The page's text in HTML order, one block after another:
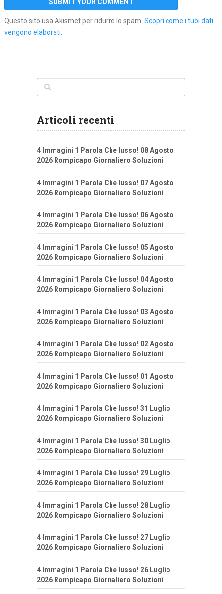
Questo sito usa Akismet per ridurre lo spam. Scopri come i tuoi dati
vengono elaborati.
Articoli recenti
4 Immagini 1 Parola Che lusso! 08 Agosto
2026 Rompicapo Giornaliero Soluzioni
4 Immagini 1 Parola Che lusso! 07 Agosto
2026 Rompicapo Giornaliero Soluzioni
4 Immagini 1 Parola Che lusso! 06 Agosto
2026 Rompicapo Giornaliero Soluzioni
4 Immagini 1 Parola Che lusso! 05 Agosto
2026 Rompicapo Giornaliero Soluzioni
4 Immagini 1 Parola Che lusso! 04 Agosto
2026 Rompicapo Giornaliero Soluzioni
4 Immagini 1 Parola Che lusso! 03 Agosto
2026 Rompicapo Giornaliero Soluzioni
4 Immagini 1 Parola Che lusso! 02 Agosto
2026 Rompicapo Giornaliero Soluzioni
4 Immagini 1 Parola Che lusso! 01 Agosto
2026 Rompicapo Giornaliero Soluzioni
4 Immagini 1 Parola Che lusso! 31 Luglio
2026 Rompicapo Giornaliero Soluzioni
4 Immagini 1 Parola Che lusso! 30 Luglio
2026 Rompicapo Giornaliero Soluzioni
4 Immagini 1 Parola Che lusso! 29 Luglio
2026 Rompicapo Giornaliero Soluzioni
4 Immagini 1 Parola Che lusso! 28 Luglio
2026 Rompicapo Giornaliero Soluzioni
4 Immagini 1 Parola Che lusso! 27 Luglio
2026 Rompicapo Giornaliero Soluzioni
4 Immagini 1 Parola Che lusso! 26 Luglio
2026 Rompicapo Giornaliero Soluzioni